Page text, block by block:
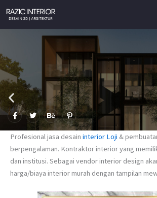
content
F
a
e
b
o
k
f
T
w
t
t
e
r
B
e
h
a
n
c
P
i
n
t
e
r
s
-
Profesional jasa desain interior Loji &
berpengalaman. Kontraktor interior yang
dan institusi. Sebagai vendor interior design
harga/biaya interior murah dengan tampilan